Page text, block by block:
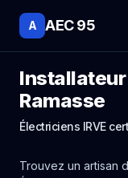
A AEC 95
Installateur
Ramasse
Électriciens IRVE
Trouvez un artisan